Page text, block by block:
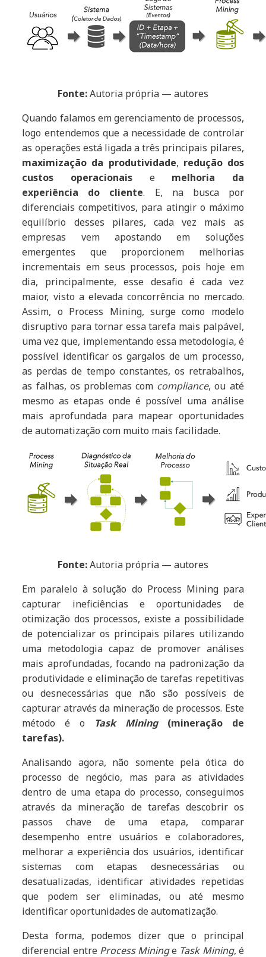
Fonte:Autoria própria — autores
Quando falamos em gerenciamento de processos,
logo entendemos que a necessidade de controlar
as operações está ligada a três principais pilares,
maximização da produtividade, redução dos
custos operacionaise melhoria da
experiência do cliente. E, na busca por
diferenciais competitivos, para atingir o máximo
equilíbrio desses pilares, cada vez mais as
empresas vem apostando em soluções
emergentes que proporcionem melhorias
incrementais em seus processos, pois hoje em
dia, principalmente, esse desafio é cada vez
maior, visto a elevada concorrência no mercado.
Assim, o Process Mining, surge como modelo
disruptivo para tornar essa tarefa mais palpável,
uma vez que, implementando essa metodologia, é
possível identificar os gargalos de um processo,
as perdas de tempo constantes, os retrabalhos,
as falhas, os problemas com compliance, ou até
mesmo as etapas onde é possível uma análise
mais aprofundada para mapear oportunidades
de automatização com muito mais facilidade.
Fonte:Autoria própria — autores
Em paralelo à solução do Process Mining para
capturar ineficiências e oportunidades de
otimização dos processos, existe a possibilidade
de potencializar os principais pilares utilizando
uma metodologia capaz de promover análises
mais aprofundadas, focando na padronização da
produtividade e eliminação de tarefas repetitivas
ou desnecessárias que não são possíveis de
capturar através da mineração de processos. Este
método é o Task Mining(mineração de
tarefas).
Analisando agora, não somente pela ótica do
processo de negócio, mas para as atividades
dentro de uma etapa do processo, conseguimos
através da mineração de tarefas descobrir os
passos chave de uma etapa, comparar
desempenho entre usuários e colaboradores,
melhorar a experiência dos usuários, identificar
sistemas com etapas desnecessárias ou
desatualizadas, identificar atividades repetidas
que podem ser eliminadas, ou até mesmo
identificar oportunidades de automatização.
Desta forma, podemos dizer que o principal
diferencial entre Process Mininge Task Mining, é